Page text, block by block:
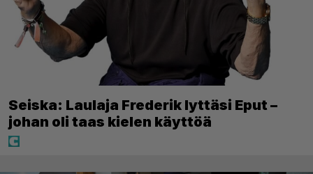
Seiska: Laulaja Frederik lyttäsi Eput –
johan oli taas kielen käyttöä